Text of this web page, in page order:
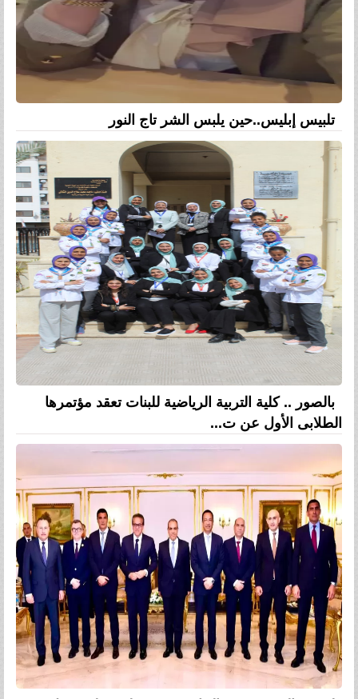
تلبيس إبليس..حين يلبس الشر تاج النور
بالصور .. كلية التربية الرياضية للبنات تعقد مؤتمرها
الطلابى الأول عن ت...